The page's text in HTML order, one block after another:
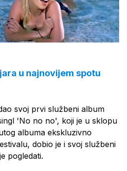
u najnovijem spotu
svoj prvi službeni album
'No no no', koji je u sklopu
albuma ekskluzivno
dobio je i svoj službeni
pogledati.